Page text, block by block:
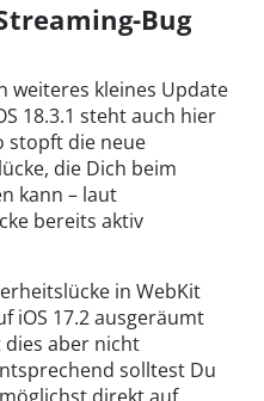
Bug
weiteres kleines Update
18.3.1 steht auch hier
stopft die neue
die Dich beim
kann – laut
bereits aktiv
in WebKit
iOS 17.2 ausgeräumt
aber nicht
solltest Du